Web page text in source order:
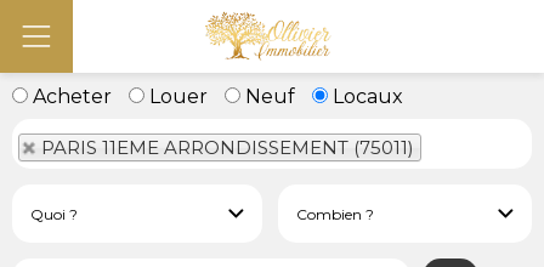
Acheter Louer Neuf Locaux
PARIS 11EME ARRONDISSEMENT (75011)